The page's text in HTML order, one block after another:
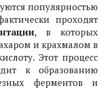
популярностью
проходят
, в которых
и крахмалом в
Этот процесс
к образованию
ферментов и